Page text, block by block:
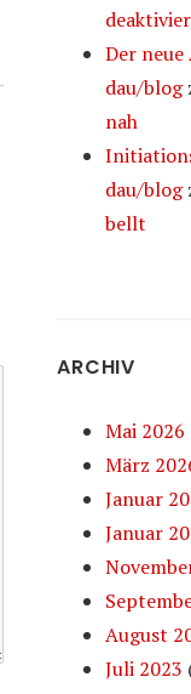
Der
dau/blog
nah
dau/blog
bellt
ARCHIV
Mai 2026
März
Januar
Januar
August
Juli 2023